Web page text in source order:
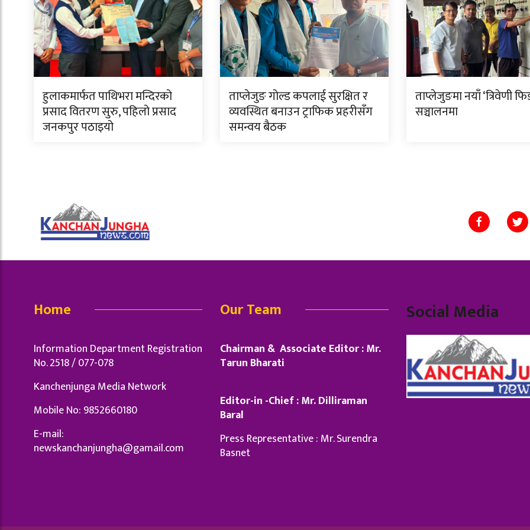
हुलाकमार्फत पाथिभरा मन्दिरको
प्रसाद वितरण सुरु, पहिलो प्रसाद
जनकपुर पठाइयो
ताप्लेजुङ गोल्ड कपलाई सुरक्षित र
व्यवस्थित बनाउन ट्राफिक प्रहरीसँग
समन्वय बैठक
ताप्लेजुङमा नयाँ ‘त्रिवेणी
सञ्चालनमा
Home
Information Department Registration
No. 2518 / 077-078
Kanchenjunga Media Network
Mobile No: 9852660180
E-mail:
newskanchanjungha@gamail.com
Our Team
Chairman & Associate Editor : Mr.
Tarun Bharati
Editor-in -Chief : Mr. Dilliraman
Baral
Press Representative : Mr. Surendra
Basnet
Social Media